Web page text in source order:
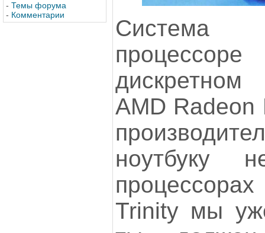
- Темы форума
- Комментарии
Система
AMD Radeon
ноутбуку
Trinity мы